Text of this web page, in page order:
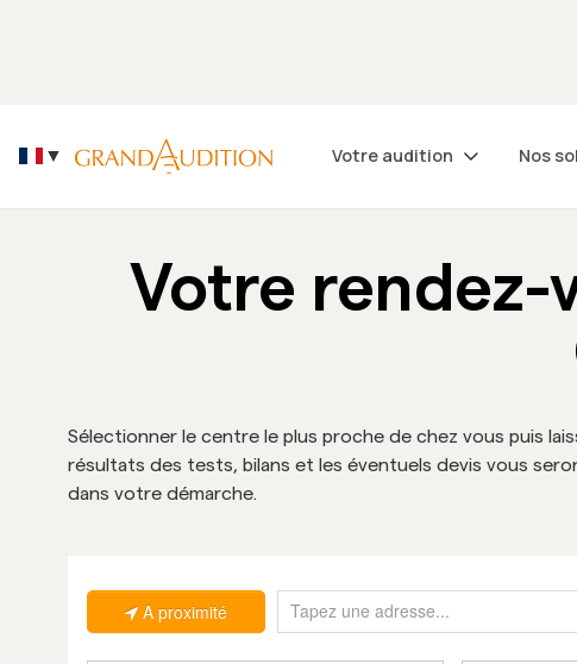
Découvrez nos +130 centres auditifs dans le monde
▼ Votre audition Nos
Votre rendez-
Sélectionner le centre le plus proche de chez vous puis
résultats des tests, bilans et les éventuels devis vous
dans votre démarche.
A proximité